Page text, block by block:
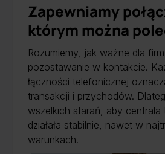
Zapewniamy
którym można
Rozumiemy, jak ważne dla
pozostawanie w kontakcie.
łączności telefonicznej
transakcji i przychodów.
wszelkich starań, aby centrala
działała stabilnie, nawet w
warunkach.